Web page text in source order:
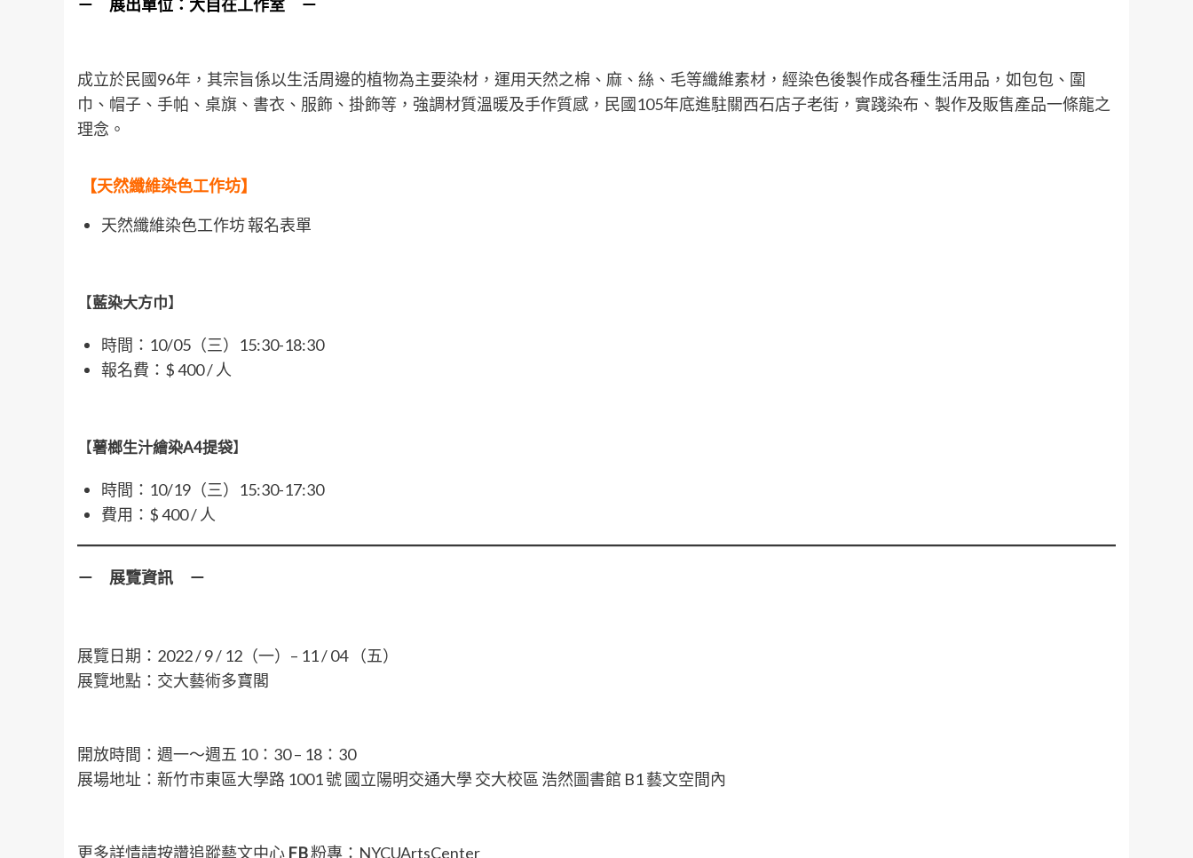
成立於民國96年，其宗旨係以生活周邊的植物為主要染材，運用天然之棉、麻、絲、毛等纖維素材，經染色後製作成各種生活用品，如包包、圍
巾、帽子、手帕、桌旗、書衣、服飾、掛飾等，強調材質溫暖及手作質感，民國105年底進駐關西石店子老街，實踐染布、製作及販售產品一條龍之
理念。
【天然纖維染色工作坊】
天然纖維染色工作坊 報名表單
【藍染大方巾】
時間：10/05（三）15:30-18:30
報名費：$ 400 / 人
【薯榔生汁繪染A4提袋】
時間：10/19（三）15:30-17:30
費用：$ 400 / 人
－ 展覽資訊 －
展覽日期：2022 / 9 / 12（一）– 11 / 04 （五）
展覽地點：交大藝術多寶閣
開放時間：週一～週五 10：30 – 18：30
展場地址：新竹市東區大學路 1001 號 國立陽明交通大學 交大校區 浩然圖書館 B1 藝文空間內
更多詳情請按讚追蹤藝文中心 FB粉專：NYCUArtsCenter